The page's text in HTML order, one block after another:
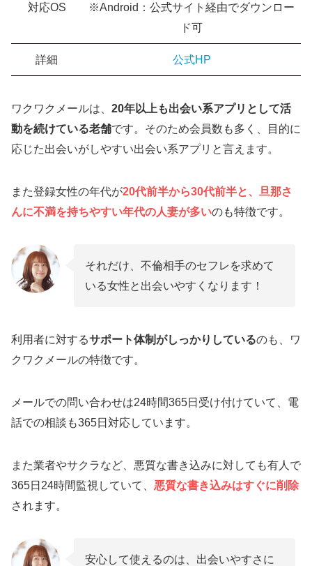
対応OS
※Android：公式サイト経由でダウンロー
ド可
詳細 公式HP
ワクワクメールは、 20年以上も出会い系アプリとして活
動を続けている老舗です。そのため会員数も多く、目的に
応じた出会いがしやすい出会い系アプリと言えます。
また登録女性の年代が20代前半から30代前半と、旦那さ
んに不満を持ちやすい年代の人妻が多いのも特徴です。
それだけ、不倫相手のセフレを求めて
いる女性と出会いやすくなります！
利用者に対するサポート体制がしっかりしているのも、ワ
クワクメールの特徴です。
メールでの問い合わせは24時間365日受け付けていて、電
話での相談も365日対応しています。
また業者やサクラなど、悪質な書き込みに対しても有人で
365日24時間監視していて、 悪質な書き込みはすぐに削除
されます。
安心して使えるのは、出会いやすさに